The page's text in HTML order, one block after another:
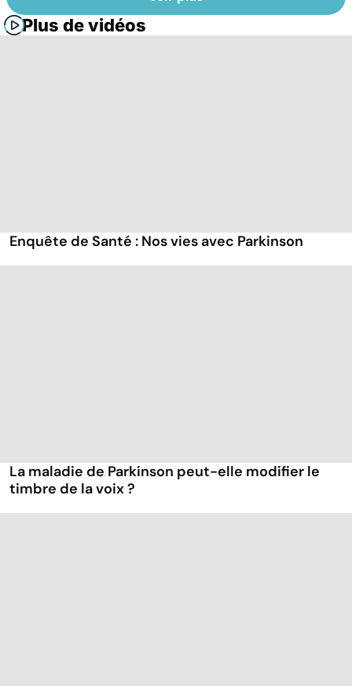
Plus de vidéos
Enquête de Santé : Nos vies avec Parkinson
La maladie de Parkinson peut-elle modifier le
timbre de la voix ?